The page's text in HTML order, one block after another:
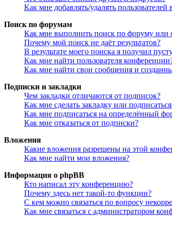
Как мне добавлять/удалять
Поиск по форумам
Как мне выполнить поиск по форуму или
Почему мой поиск не даёт результатов?
В результате моего поиска я получил
Как мне найти пользователя
Как мне найти свои сообщения и
Подписки и закладки
Чем закладки отличаются от подписок?
Как мне сделать закладку или
Как мне подписаться на определённый
Как мне отказаться от подписки?
Вложения
Какие вложения разрешены на этой
Как мне найти мои вложения?
Информация о phpBB
Кто написал эту конференцию?
Почему здесь нет такой-то функции?
С кем можно связаться по вопросу
Как мне связаться с администратором